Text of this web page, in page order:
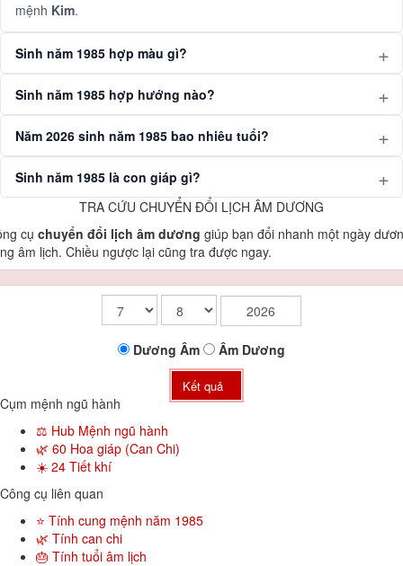
mệnh Kim.
Sinh năm 1985 hợp màu gì?
Sinh năm 1985 hợp hướng nào?
Năm 2026 sinh năm 1985 bao nhiêu tuổi?
Sinh năm 1985 là con giáp gì?
TRA CỨU CHUYỂN ĐỔI LỊCH ÂM DƯƠNG
cụ chuyển đổi lịch âm dương giúp bạn đổi nhanh một ngày
âm lịch. Chiều ngược lại cũng tra được ngay.
Dương Âm Âm Dương
Kết quả
Cụm mệnh ngũ hành
⚖️ Hub Mệnh ngũ hành
🌿 60 Hoa giáp (Can Chi)
☀️ 24 Tiết khí
Công cụ liên quan
⭐ Tính cung mệnh năm 1985
🌿 Tính can chi
🎂 Tính tuổi âm lịch